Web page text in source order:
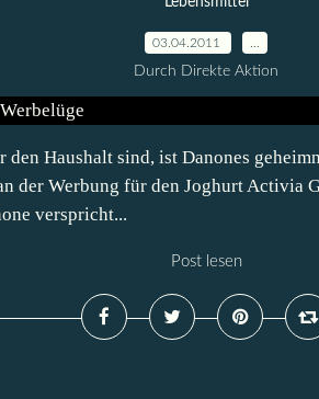
03.04.2011
Durch Direkte Aktion
den Haushalt sind, ist Danones
der Werbung für den Joghurt Activia
verspricht...
Post lesen